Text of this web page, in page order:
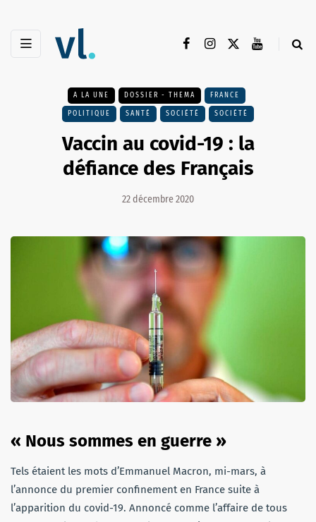
A LA UNE DOSSIER - THEMA FRANCE
POLITIQUE SANTÉ SOCIÉTÉ SOCIÉTÉ
Vaccin au covid-19 : la
défiance des Français
22 décembre 2020
« Nous sommes en guerre »
Tels étaient les mots d’Emmanuel Macron, mi-mars, à
l’annonce du premier confinement en France suite à
l’apparition du covid-19. Annoncé comme l’affaire de tous